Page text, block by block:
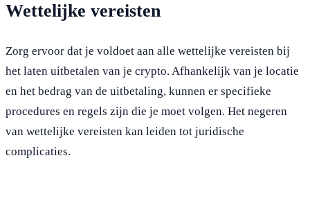
Wettelijke vereisten
Zorg ervoor dat je voldoet aan alle wettelijke vereisten bij
het laten uitbetalen van je crypto. Afhankelijk van je locatie
en het bedrag van de uitbetaling, kunnen er specifieke
procedures en regels zijn die je moet volgen. Het negeren
van wettelijke vereisten kan leiden tot juridische
complicaties.